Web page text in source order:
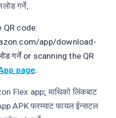
गर्ने,
QR code:
app/download-
गर्ने or scanning the QR
page.
Flex app: माथिको लिंकबाट
APKफरम्याट फायल ईन्सटल